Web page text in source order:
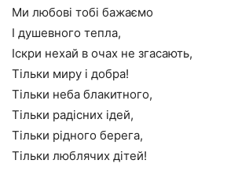
Ми любові тобі бажаємо
І душевного тепла,
Іскри нехай в очах не згасають,
Тільки миру і добра!
Тільки неба блакитного,
Тільки радісних ідей,
Тільки рідного берега,
Тільки люблячих дітей!